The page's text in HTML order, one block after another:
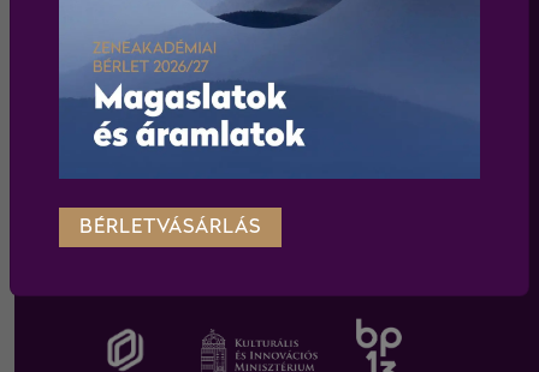
WEBSHOP
Körülnézek a webshopban
TÁMOGATÓINK
BÉRLETVÁSÁRLÁS